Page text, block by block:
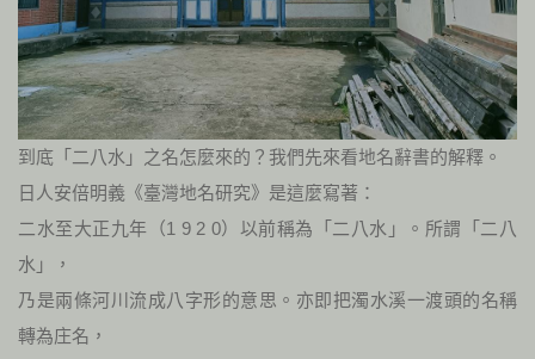
到底「二八水」之名怎麼來的？我們先來看地名辭書的解釋。
日人安倍明義《臺灣地名研究》是這麼寫著：
二水至大正九年（1 9 2 0）以前稱為「二八水」。所謂「二八
水」，
乃是兩條河川流成八字形的意思。亦即把濁水溪一渡頭的名稱
轉為庄名，